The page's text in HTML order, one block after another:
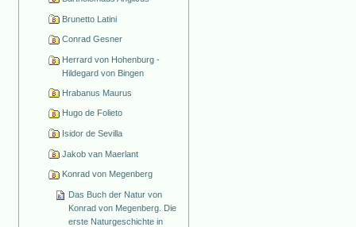
Brunetto Latini
Conrad Gesner
Herrard von Hohenburg -
Hildegard von Bingen
Hrabanus Maurus
Hugo de Folieto
Isidor de Sevilla
Jakob van Maerlant
Konrad von Megenberg
Das Buch der Natur von
Konrad von Megenberg. Die
erste Naturgeschichte in